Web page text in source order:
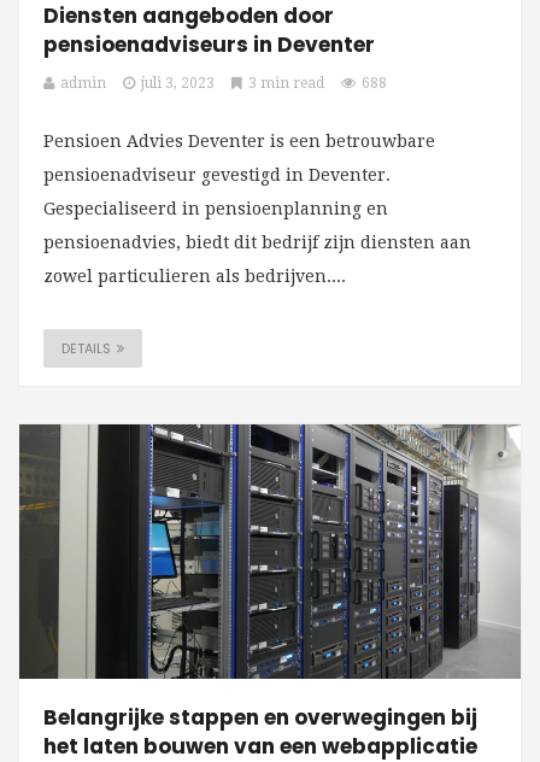
Diensten aangeboden door
pensioenadviseurs in Deventer
admin juli 3, 2023 3 min read 688
Pensioen Advies Deventer is een betrouwbare
pensioenadviseur gevestigd in Deventer.
Gespecialiseerd in pensioenplanning en
pensioenadvies, biedt dit bedrijf zijn diensten aan
zowel particulieren als bedrijven....
DETAILS
Belangrijke stappen en overwegingen bij
het laten bouwen van een webapplicatie